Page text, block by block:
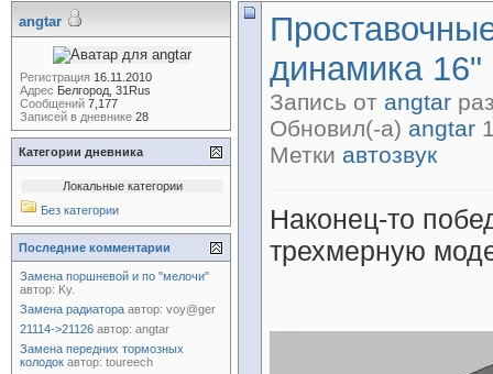
динамика 16"
Запись от angtar
Обновил(-а) angtar
Метки автозвук
Наконец-то
трехмерную
angtar
Регистрация 16.11.2010
Адрес Белгород, 31Rus
Сообщений 7,177
Записей в дневнике 28
Категории дневника
Локальные категории
Без категории
Последние комментарии
Замена поршневой и по "мелочи"
автор: Ky.
Замена радиатора автор: voy@ger
21114->21126 автор: angtar
Замена передних тормозных
колодок автор: toureech